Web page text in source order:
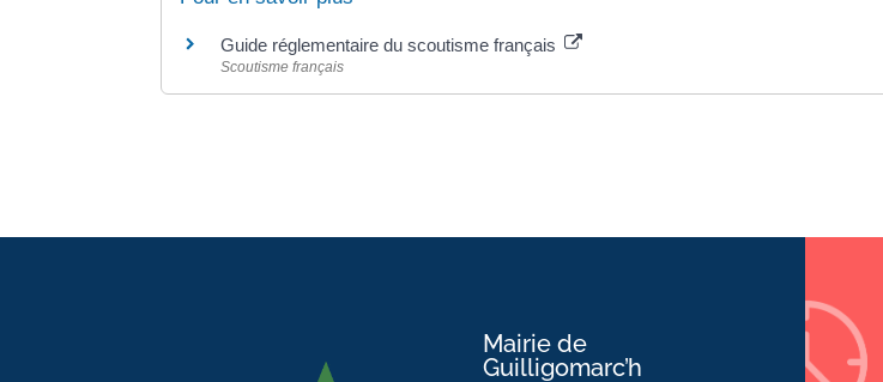
Guide réglementaire du scoutisme français
Scoutisme français
Mairie de
Guilligomarc’h